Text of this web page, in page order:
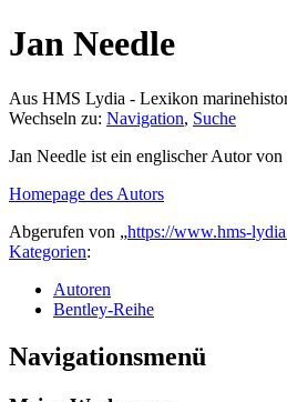
Jan Needle
Aus HMS Lydia - Lexikon
Wechseln zu: Navigation, Suche
Jan Needle ist ein englischer Autor
Homepage des Autors
Abgerufen von „https://www.hms-
Kategorien:
Autoren
Bentley-Reihe
Navigationsmenü